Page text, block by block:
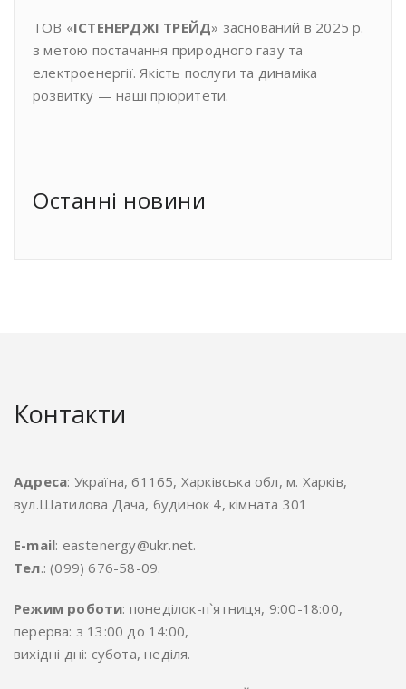
ТОВ «ІСТЕНЕРДЖІ ТРЕЙД» заснований в 2025 р.
з метою постачання природного газу та
електроенергії. Якість послуги та динаміка
розвитку — наші пріоритети.
Останнi новини
Контакти
Адреса: Україна, 61165, Харківська обл, м. Харків,
вул.Шатилова Дача, будинок 4, кімната 301
E-mail: eastenergy@ukr.net.
Тел.: (099) 676-58-09.
Режим роботи: понеділок-п`ятниця, 9:00-18:00,
перерва: з 13:00 до 14:00,
вихідні дні: субота, неділя.